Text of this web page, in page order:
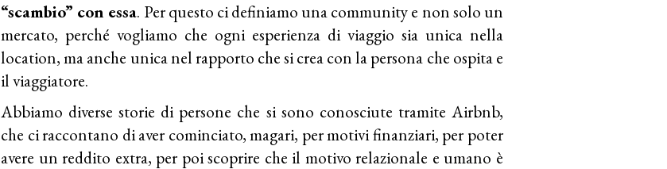
“scambio” con essa. Per questo ci definiamo una community e non solo un
mercato, perché vogliamo che ogni esperienza di viaggio sia unica nella
location, ma anche unica nel rapporto che si crea con la persona che ospita e
il viaggiatore.
Abbiamo diverse storie di persone che si sono conosciute tramite Airbnb,
che ci raccontano di aver cominciato, magari, per motivi finanziari, per poter
avere un reddito extra, per poi scoprire che il motivo relazionale e umano è